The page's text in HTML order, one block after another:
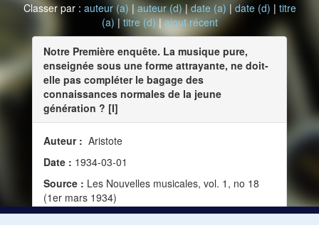
Classer par : auteur (a) | auteur (d)|date (a) |date (d) | titre
(a) |titre (d)|ajout récent
Notre Première enquête. La musique pure,
enseignée sous une forme attrayante, ne doit-
elle pas compléter le bagage des
connaissances normales de la jeune
génération ? [I]
Auteur : Aristote
Date : 1934-03-01
Source : Les Nouvelles musicales, vol. 1, no 18
(1er mars 1934)